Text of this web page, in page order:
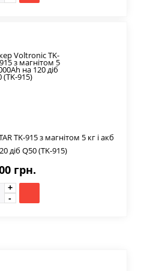
TK-915 з магнітом 5 кг і акб
діб Q50 (TK-915)
грн.